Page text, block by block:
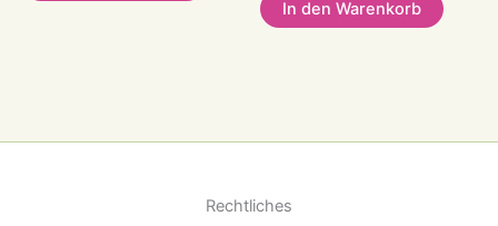
In den Warenkorb
Rechtliches